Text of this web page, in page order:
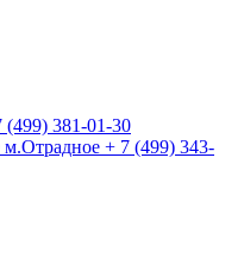
(499) 381-01-30
м.Отрадное + 7 (499) 343-